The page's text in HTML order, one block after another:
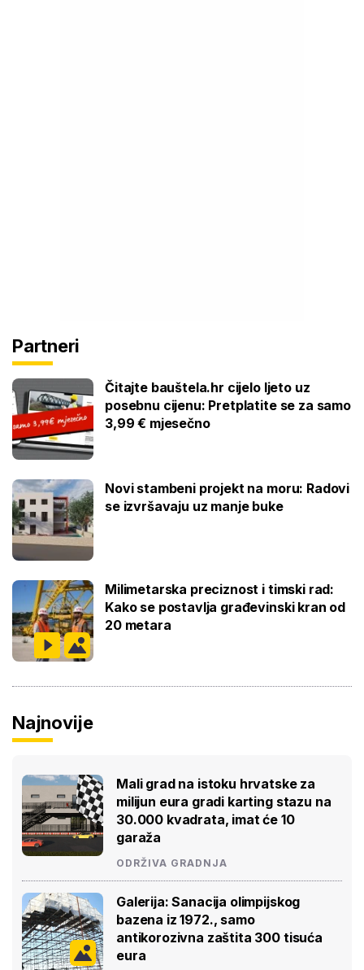
Partneri
Čitajte bauštela.hr cijelo ljeto uz
posebnu cijenu: Pretplatite se za samo
3,99 € mjesečno
Novi stambeni projekt na moru: Radovi
se izvršavaju uz manje buke
Milimetarska preciznost i timski rad:
Kako se postavlja građevinski kran od
20 metara
Najnovije
Mali grad na istoku hrvatske za
milijun eura gradi karting stazu na
30.000 kvadrata, imat će 10
garaža
ODRŽIVA GRADNJA
Galerija: Sanacija olimpijskog
bazena iz 1972., samo
antikorozivna zaštita 300 tisuća
eura